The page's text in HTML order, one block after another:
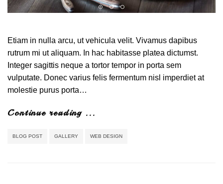
Etiam in nulla arcu, ut vehicula velit. Vivamus dapibus
rutrum mi ut aliquam. In hac habitasse platea dictumst.
Integer sagittis neque a tortor tempor in porta sem
vulputate. Donec varius felis fermentum nisl imperdiet at
molestie purus porta…
Continue reading ...
BLOG POST GALLERY WEB DESIGN